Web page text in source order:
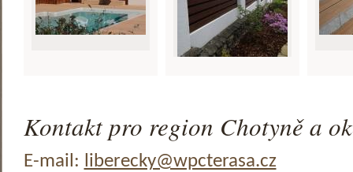
Kontakt pro region Chotyně a
E-mail: liberecky@wpcterasa.cz